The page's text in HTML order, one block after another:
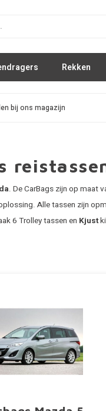
Rekken
bij ons magazijn
. De CarBags zijn op maat
Alle tassen zijn
6 Trolley tassen en Kjust